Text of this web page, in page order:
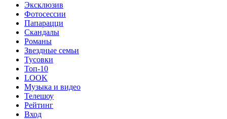
Эксклюзив
Фотосессии
Папарацци
Скандалы
Романы
Звездные семьи
Тусовки
Топ-10
LOOK
Музыка и видео
Телешоу
Рейтинг
Вход